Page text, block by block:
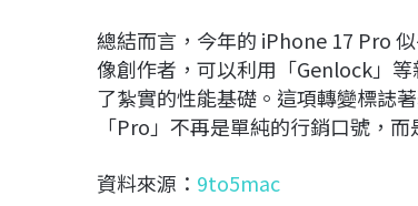
總結而言，今年的 iPhone 17 Pro
像創作者，可以利用「Genlock」
了紮實的性能基礎。這項轉變標誌
「Pro」不再是單純的行銷口號，
資料來源： 9to5mac